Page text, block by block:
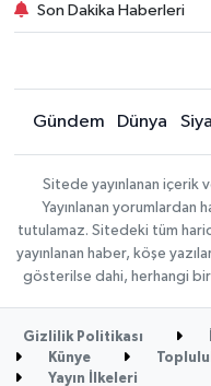
Son Dakika Haberleri
Gündem Dünya
Sitede yayınlanan içerik
Yayınlanan yorumlardan
tutulamaz. Sitedeki tüm
yayınlanan haber, köşe
gösterilse dahi, herhangi bir
Gizlilik Politikası
Künye
Yayın İlkeleri